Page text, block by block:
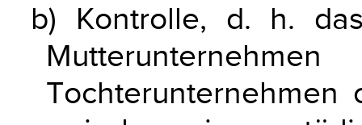
b) Kontrolle, d. h.